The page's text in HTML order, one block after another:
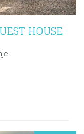
HOUSE